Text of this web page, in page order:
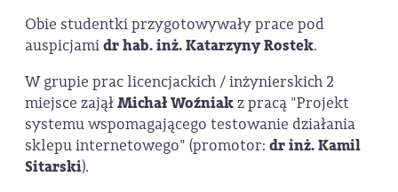
Obie studentki przygotowywały prace pod
auspicjamidr hab. inż. Katarzyny Rostek.
W grupie prac licencjackich / inżynierskich 2
miejsce zająłMichał Woźniakz pracą "Projekt
systemu wspomagającego testowanie działania
sklepu internetowego" (promotor: dr inż. Kamil
Sitarski).